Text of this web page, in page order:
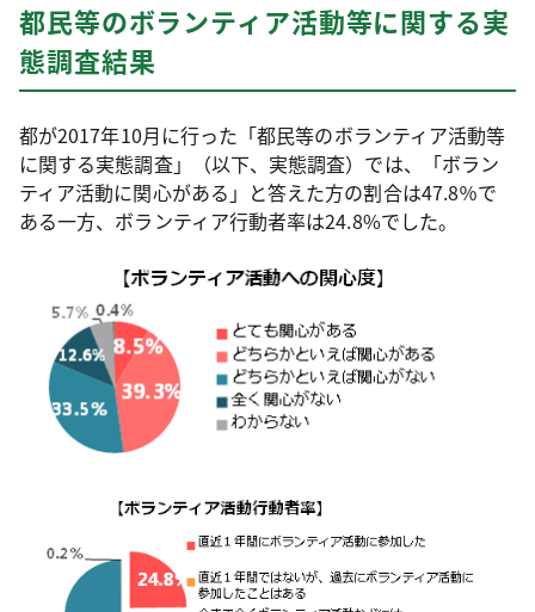
都民等のボランティア活動等に関する実
態調査結果
都が2017年10月に行った「都民等のボランティア活動等
に関する実態調査」（以下、実態調査）では、「ボラン
ティア活動に関心がある」と答えた方の割合は47.8％で
ある一方、ボランティア行動者率は24.8%でした。